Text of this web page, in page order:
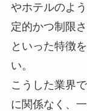
やホテルのよ
定的かつ制限
といった特徴
い。
こうした業界
に関係なく、